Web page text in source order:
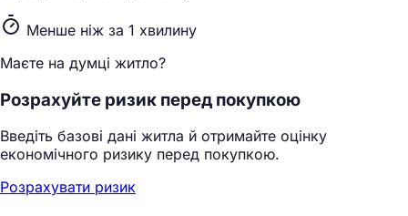
Менше ніж за 1 хвилину
Маєте на думці житло?
Розрахуйте ризик перед покупкою
Введіть базові дані житла й отримайте оцінку
економічного ризику перед покупкою.
Розрахувати ризик